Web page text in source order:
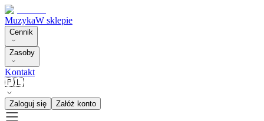
MuzykaW sklepie
Cennik
Zasoby
Kontakt
🇵🇱
Zaloguj się Załóż konto